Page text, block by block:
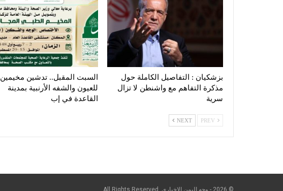
بزشكيان : التفاصيل الكاملة حول
مذكرة التفاهم مع واشنطن لا تزال
سرية
السبت المقبل.. تدشين مخيمين
للعيون والشفه الأرنبية بمدينة
القاعدة في إب
NEXT
© 2026 - وجه اليمن الإخباري. All Rights Reserved.